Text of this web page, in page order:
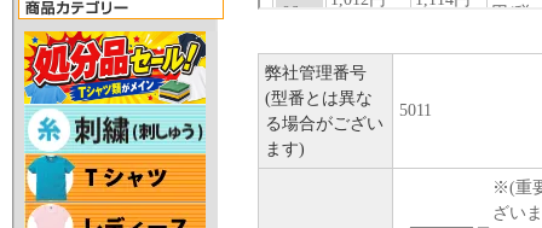
弊社管理番号
(型番とは異な
る場合がござい
ます)
5011
※(重
ざい